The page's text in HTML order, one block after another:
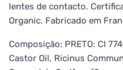
lentes de contacto.
Organic. Fabricado em
Composição: PRETO: CI
Castor Oil, Ricinus